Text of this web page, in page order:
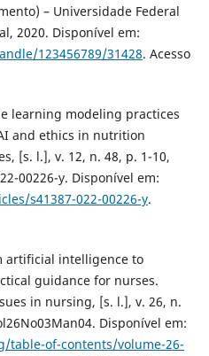
– Universidade Federal
2020. Disponível em:
123456789/31428. Acesso
learning modeling practices
and ethics in nutrition
[s. l.], v. 12, n. 48, p. 1-10,
00226-y. Disponível em:
s41387-022-00226-y.
artificial intelligence to
guidance for nurses.
in nursing, [s. l.], v. 26, n.
Disponível em:
of-contents/volume-26-